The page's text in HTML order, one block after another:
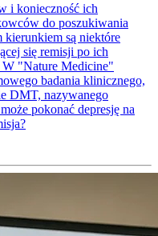
i konieczność ich
do poszukiwania
są niektóre
się remisji po ich
W "Nature Medicine"
badania klinicznego,
DMT, nazywanego
pokonać depresję na